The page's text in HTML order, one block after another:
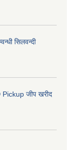
सिलवन्दी
Pickup जीप खरीद